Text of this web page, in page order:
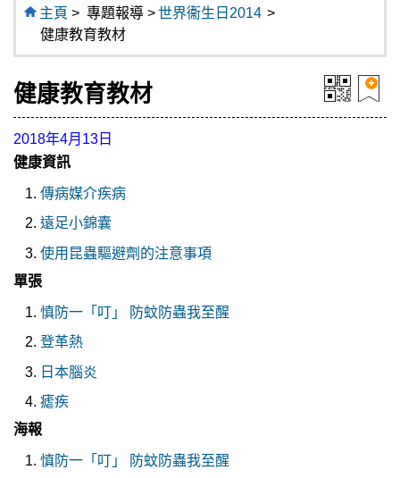
主頁 > 專題報導 >世界衞生日2014 >
健康教育教材
健康教育教材
2018年4月13日
健康資訊
傳病媒介疾病
遠足小錦囊
使用昆蟲驅避劑的注意事項
單張
慎防一「叮」 防蚊防蟲我至醒
登革熱
日本腦炎
瘧疾
海報
慎防一「叮」 防蚊防蟲我至醒